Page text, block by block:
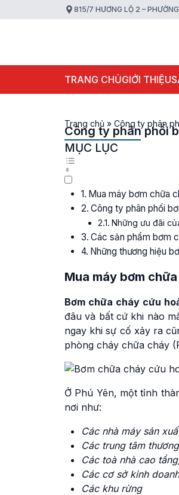
815/7 HƯƠNG LỘ 2 –
TRANG CHỦGIỚI THIỆU
Trang chủ » Công ty phân
Công ty phân phối
MỤC LỤC
Mua máy bơm chữa
Công ty phân phối
Những ưu đãi
Các sản phẩm bơm
Những thương hiệu
Mua máy bơm
Bơm chữa cháy cứu
đâu và bất cứ khi nào
ngay khi sự cố xảy ra
phòng cháy chữa cháy
Ở Phú Yên, một tỉnh
nơi như:
Các nhà máy sản
Các trung tâm
Các toà nhà cao
Các cơ sở kinh doanh
Các khu rừng